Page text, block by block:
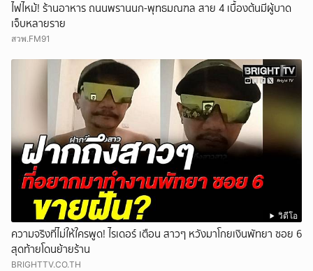
ไฟไหม้! ร้านอาหาร ถนนพรานนก-พุทธมณฑล สาย 4 เบื้องต้นมีผู้บาด
เจ็บหลายราย
สวพ.FM91
วิดีโอ
ความจริงที่ไม่ให้ใครพูด! ไรเดอร์ เตือน สาวๆ หวังมาโกยเงินพัทยา ซอย 6
สุดท้ายโดนย้ายร้าน
BRIGHTTV.CO.TH